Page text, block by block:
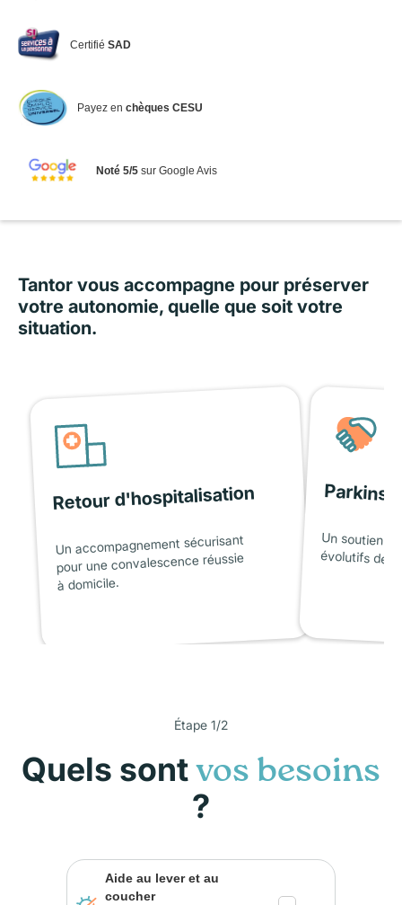
CertifiéSAD
Payez en chèques CESU
Noté 5/5sur Google Avis
Tantor vous accompagne pour préserver
votre autonomie, quelle que soit votre
situation.
Retour d'hospitalisation
Un accompagnement sécurisant
pour une convalescence réussie
à domicile.
Un soutien
évolutifs de
Étape 1/2
Quels sont vos besoins
?
Aide au lever et au
coucher